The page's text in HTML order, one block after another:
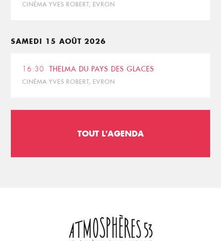
CINÉMA YVES ROBERT, EVRON
SAMEDI 15 AOÛT 2026
16:30 THELMA DU PAYS DES GLACES
CINÉMA YVES ROBERT, EVRON
TOUT L'AGENDA